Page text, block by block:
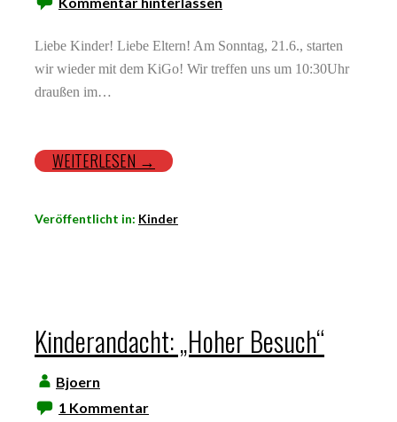
Liebe Kinder! Liebe Eltern! Am Sonntag, 21.6., starten
wir wieder mit dem KiGo! Wir treffen uns um 10:30Uhr
draußen im…
WEITERLESEN →
Veröffentlicht in: Kinder
Kinderandacht: „Hoher Besuch“
Bjoern
1 Kommentar